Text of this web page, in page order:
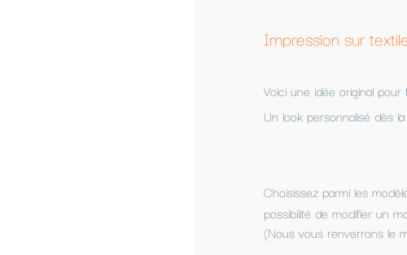
Impression sur textile personnalisé a partir d'un
Voici une idée original pour faire passer un message avec
Un look personnalisé dès la naissance, un cadeau pour toute la
Choisissez parmi les modèles présentés, ou composez votre
possibilité de modifier un modèle présenté.
(Nous vous renverrons le modèle par mail pour accord de